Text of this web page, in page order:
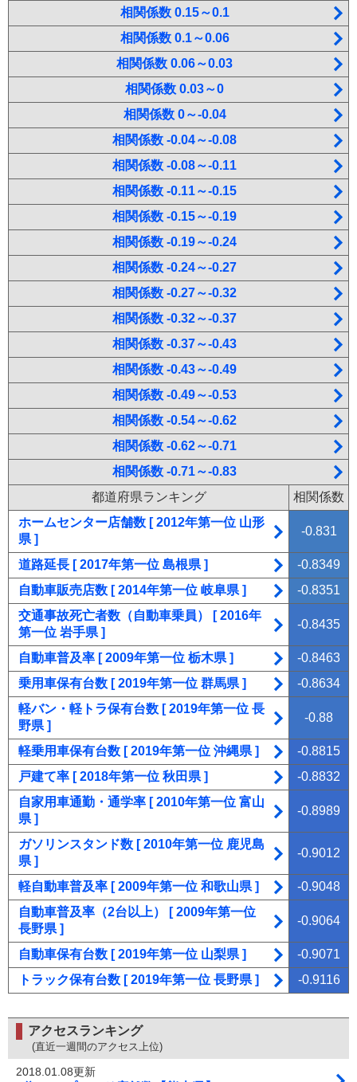
相関係数 0.15～0.1
相関係数 0.1～0.06
相関係数 0.06～0.03
相関係数 0.03～0
相関係数 0～-0.04
相関係数 -0.04～-0.08
相関係数 -0.08～-0.11
相関係数 -0.11～-0.15
相関係数 -0.15～-0.19
相関係数 -0.19～-0.24
相関係数 -0.24～-0.27
相関係数 -0.27～-0.32
相関係数 -0.32～-0.37
相関係数 -0.37～-0.43
相関係数 -0.43～-0.49
相関係数 -0.49～-0.53
相関係数 -0.54～-0.62
相関係数 -0.62～-0.71
相関係数 -0.71～-0.83
都道府県ランキング
相関係数
ホームセンター店舗数 [ 2012年第一位 山形
県 ]
-0.831
道路延長 [ 2017年第一位 島根県 ]
-0.8349
自動車販売店数 [ 2014年第一位 岐阜県 ]
-0.8351
交通事故死亡者数（自動車乗員） [ 2016年
第一位 岩手県 ]
-0.8435
自動車普及率 [ 2009年第一位 栃木県 ]
-0.8463
乗用車保有台数 [ 2019年第一位 群馬県 ]
-0.8634
軽バン・軽トラ保有台数 [ 2019年第一位 長
野県 ]
-0.88
軽乗用車保有台数 [ 2019年第一位 沖縄県 ]
-0.8815
戸建て率 [ 2018年第一位 秋田県 ]
-0.8832
自家用車通勤・通学率 [ 2010年第一位 富山
県 ]
-0.8989
ガソリンスタンド数 [ 2010年第一位 鹿児島
県 ]
-0.9012
軽自動車普及率 [ 2009年第一位 和歌山県 ]
-0.9048
自動車普及率（2台以上） [ 2009年第一位
長野県 ]
-0.9064
自動車保有台数 [ 2019年第一位 山梨県 ]
-0.9071
トラック保有台数 [ 2019年第一位 長野県 ]
-0.9116
アクセスランキング
(直近一週間のアクセス上位)
2018.01.08更新